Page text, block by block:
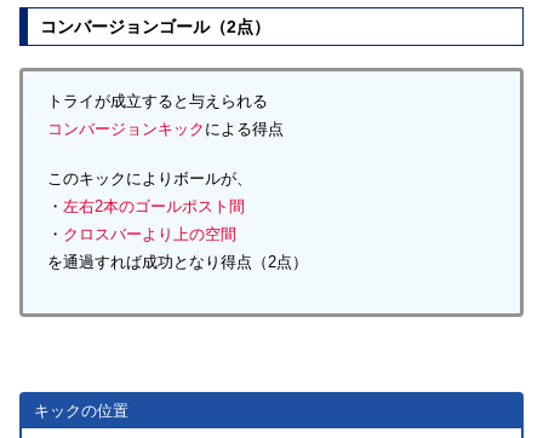
コンバージョンゴール（2点）
トライが成立すると与えられる
コンバージョンキック による得点
このキックによりボールが、
・ 左右2本のゴールポスト間
・ クロスバーより上の空間
を通過すれば成功となり得点（2点）
キックの位置